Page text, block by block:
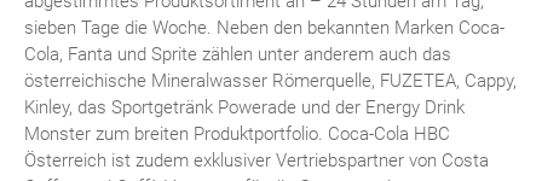
sieben Tage die Woche. Neben den bekannten Marken Coca-
Cola, Fanta und Sprite zählen unter anderem auch das
österreichische Mineralwasser Römerquelle, FUZETEA, Cappy,
Kinley, das Sportgetränk Powerade und der Energy Drink
Monster zum breiten Produktportfolio. Coca-Cola HBC
Österreich ist zudem exklusiver Vertriebspartner von Costa